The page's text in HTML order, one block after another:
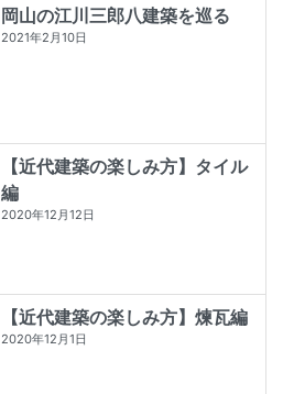
岡山の江川三郎八建築を巡る
2021年2月10日
【近代建築の楽しみ方】タイル
編
2020年12月12日
【近代建築の楽しみ方】煉瓦編
2020年12月1日